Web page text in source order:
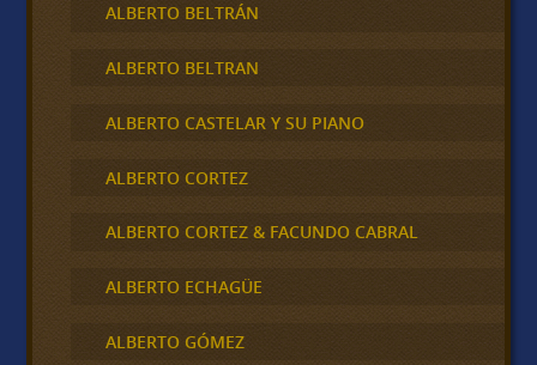
ALBERTO BELTRÁN
ALBERTO BELTRAN
ALBERTO CASTELAR Y SU PIANO
ALBERTO CORTEZ
ALBERTO CORTEZ & FACUNDO CABRAL
ALBERTO ECHAGÜE
ALBERTO GÓMEZ